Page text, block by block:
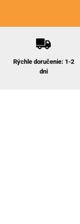
Rýchle doručenie: 1-2
dni